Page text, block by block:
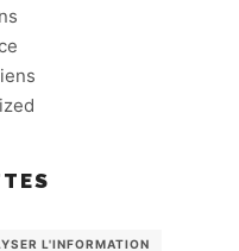
L'INFORMATION